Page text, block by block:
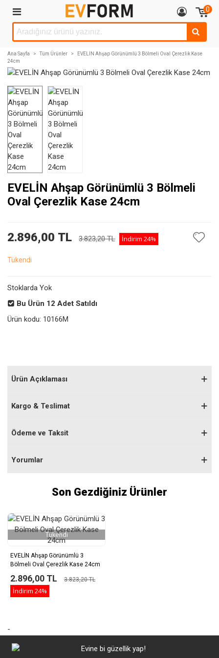
0
Ana Sayfa > Tüm Ürünler >
EVELİN Ahşap Görünümlü 3 Bölmeli Oval Çerezlik Kase
24cm
EVELİN Ahşap Görünümlü 3 Bölmeli
Oval Çerezlik Kase 24cm
2.896,00 TL 3.823,20 TL İndirim 24%
Tükendi
Stoklarda Yok
Bu Ürün 12 Adet Satıldı
Ürün kodu: 10166M
Ürün Açıklaması
Kargo & Teslimat
Ödeme ve Taksit
Yorumlar
Son Gezdiğiniz Ürünler
Tükendi
EVELİN Ahşap Görünümlü 3
Bölmeli Oval Çerezlik Kase 24cm
2.896,00 TL 3.823,20 TL
İndirim 24%
-